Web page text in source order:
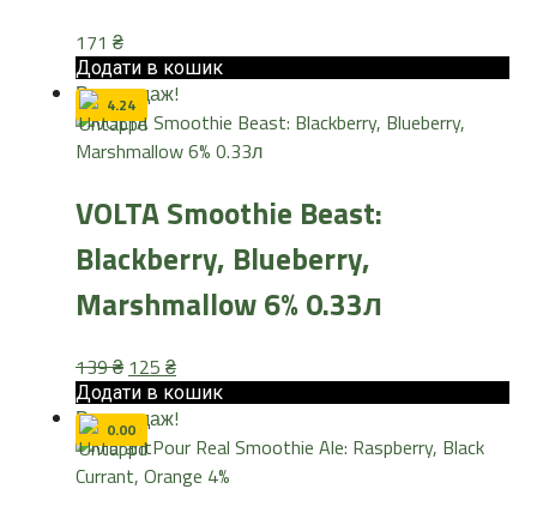
171 ₴
Додати в кошик
Розпродаж!
4.24
VOLTA Smoothie Beast:
Blackberry, Blueberry,
Marshmallow 6% 0.33л
139₴ Оригінальна
ціна:
139 ₴.
125 ₴Поточна
ціна:
125 ₴.
Додати в кошик
Розпродаж!
0.00